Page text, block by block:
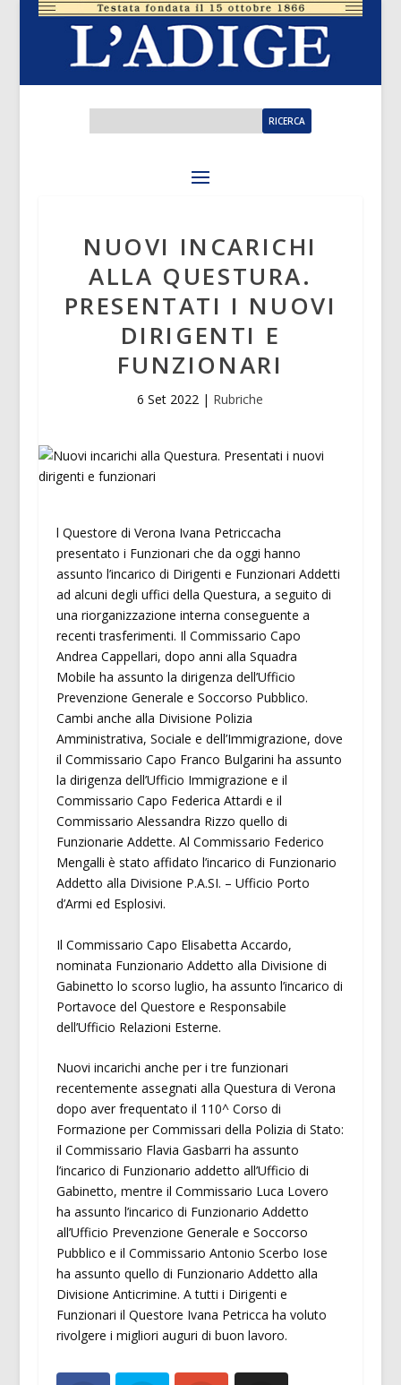
NUOVI INCARICHI
ALLA QUESTURA.
PRESENTATI I NUOVI
DIRIGENTI E
FUNZIONARI
6 Set 2022 | Rubriche
l Questore di Verona Ivana Petriccacha
presentato i Funzionari che da oggi hanno
assunto l’incarico di Dirigenti e Funzionari Addetti
ad alcuni degli uffici della Questura, a seguito di
una riorganizzazione interna conseguente a
recenti trasferimenti. Il Commissario Capo
Andrea Cappellari, dopo anni alla Squadra
Mobile ha assunto la dirigenza dell’Ufficio
Prevenzione Generale e Soccorso Pubblico.
Cambi anche alla Divisione Polizia
Amministrativa, Sociale e dell’Immigrazione, dove
il Commissario Capo Franco Bulgarini ha assunto
la dirigenza dell’Ufficio Immigrazione e il
Commissario Capo Federica Attardi e il
Commissario Alessandra Rizzo quello di
Funzionarie Addette. Al Commissario Federico
Mengalli è stato affidato l’incarico di Funzionario
Addetto alla Divisione P.A.SI. – Ufficio Porto
d’Armi ed Esplosivi.
Il Commissario Capo Elisabetta Accardo,
nominata Funzionario Addetto alla Divisione di
Gabinetto lo scorso luglio, ha assunto l’incarico di
Portavoce del Questore e Responsabile
dell’Ufficio Relazioni Esterne.
Nuovi incarichi anche per i tre funzionari
recentemente assegnati alla Questura di Verona
dopo aver frequentato il 110^ Corso di
Formazione per Commissari della Polizia di Stato:
il Commissario Flavia Gasbarri ha assunto
l’incarico di Funzionario addetto all’Ufficio di
Gabinetto, mentre il Commissario Luca Lovero
ha assunto l’incarico di Funzionario Addetto
all’Ufficio Prevenzione Generale e Soccorso
Pubblico e il Commissario Antonio Scerbo Iose
ha assunto quello di Funzionario Addetto alla
Divisione Anticrimine. A tutti i Dirigenti e
Funzionari il Questore Ivana Petricca ha voluto
rivolgere i migliori auguri di buon lavoro.